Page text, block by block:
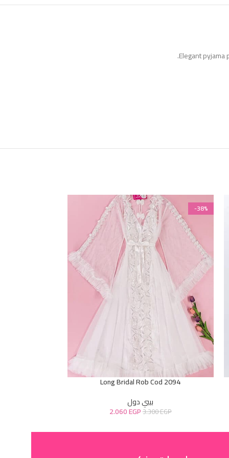
Elegant
-38%
Long Bridal Rob Cod 2094
بيبي دول
3.300EGP
2.060EGP